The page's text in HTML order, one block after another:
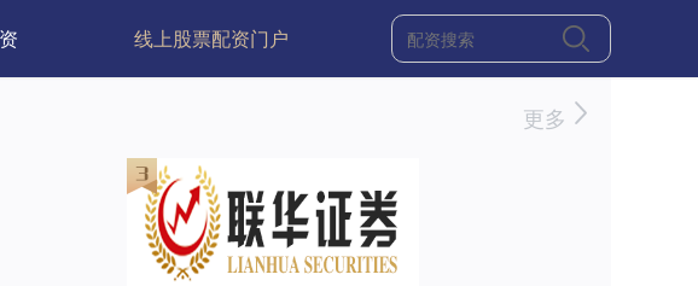
线上股票配资门户
更多